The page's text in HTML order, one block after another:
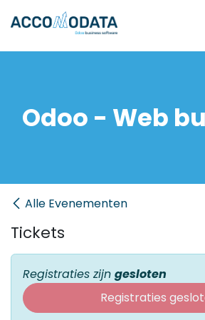
Overslaan naar inhoud
Odoo - Web
Alle Evenementen
Tickets
Registraties zijn gesloten
Registraties